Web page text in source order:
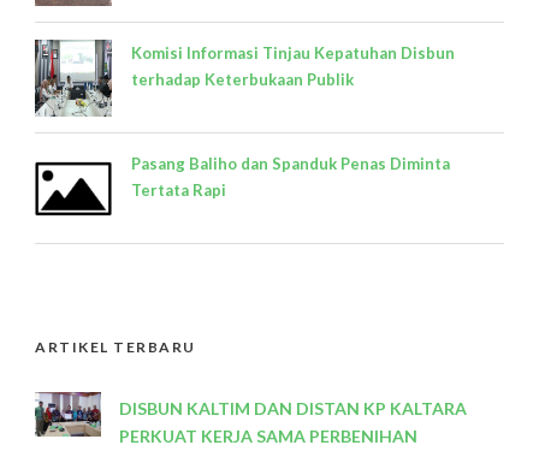
Komisi Informasi Tinjau Kepatuhan Disbun
terhadap Keterbukaan Publik
Pasang Baliho dan Spanduk Penas Diminta
Tertata Rapi
ARTIKEL TERBARU
DISBUN KALTIM DAN DISTAN KP KALTARA
PERKUAT KERJA SAMA PERBENIHAN